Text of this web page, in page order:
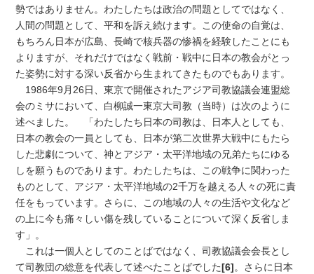
勢ではありません。わたしたちは政治の問題としてではなく、
人間の問題として、平和を訴え続けます。この使命の自覚は、
もちろん日本が広島、長崎で核兵器の惨禍を経験したことにも
よりますが、それだけではなく戦前・戦中に日本の教会がとっ
た姿勢に対する深い反省から生まれてきたものでもあります。
1986年9月26日、東京で開催されたアジア司教協議会連盟総
会のミサにおいて、白柳誠一東京大司教（当時）は次のように
述べました。 「わたしたち日本の司教は、日本人としても、
日本の教会の一員としても、日本が第二次世界大戦中にもたら
した悲劇について、神とアジア・太平洋地域の兄弟たちにゆる
しを願うものであります。わたしたちは、この戦争に関わった
ものとして、アジア・太平洋地域の2千万を越える人々の死に責
任をもっています。さらに、この地域の人々の生活や文化など
の上に今も痛々しい傷を残していることについて深く反省しま
す」。
これは一個人としてのことばではなく、司教協議会会長とし
て司教団の総意を代表して述べたことばでした[6]。さらに日本